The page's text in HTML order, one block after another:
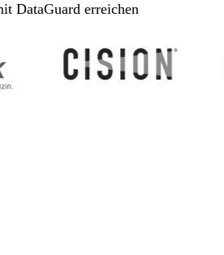
DataGuard erreichen